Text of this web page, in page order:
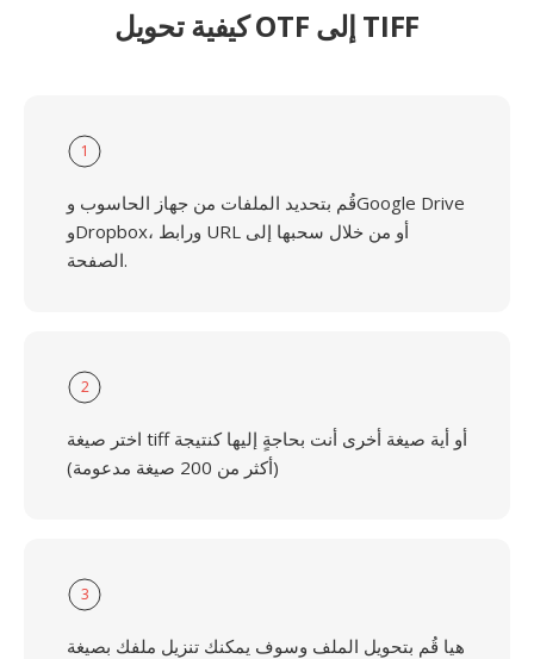
كيفية تحويل OTF إلى TIFF
1
قُم بتحديد الملفات من جهاز الحاسوب وGoogle Drive
وDropbox، ورابط URL أو من خلال سحبها إلى
الصفحة.
2
اختر صيغة tiff أو أية صيغة أخرى أنت بحاجةٍ إليها كنتيجة
(أكثر من 200 صيغة مدعومة)
3
هيا قُم بتحويل الملف وسوف يمكنك تنزيل ملفك بصيغة